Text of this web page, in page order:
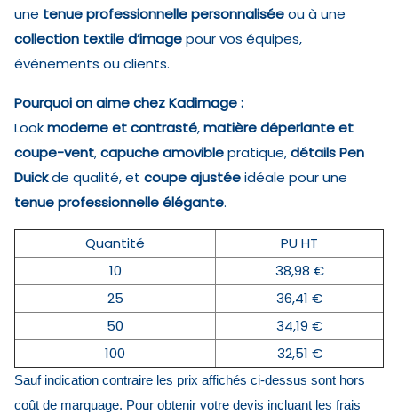
une tenue professionnelle personnaliséeou à une
collection textile d’imagepour vos équipes,
événements ou clients.
Pourquoi on aime chez Kadimage :
Lookmoderne et contrasté,matière déperlante et
coupe-vent,capuche amoviblepratique,détails Pen
Duickde qualité, et coupe ajustéeidéale pour une
tenue professionnelle élégante.
Quantité
PU HT
10
38,98 €
25
36,41 €
50
34,19 €
100
32,51 €
Sauf indication contraire les prix affichés ci-dessus sont hors
coût de marquage. Pour obtenir votre devis incluant les frais